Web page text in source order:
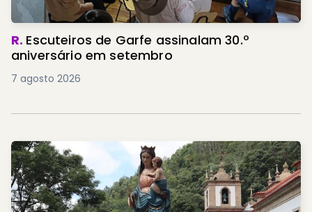
R. Escuteiros de Garfe assinalam 30.º
aniversário em setembro
7 agosto 2026